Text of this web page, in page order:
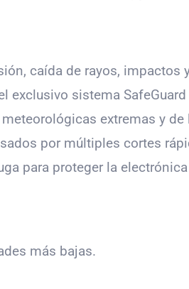
caída de rayos, impactos
exclusivo sistema SafeGuard
extremas y de
por múltiples cortes
para proteger la electrónica
más bajas.